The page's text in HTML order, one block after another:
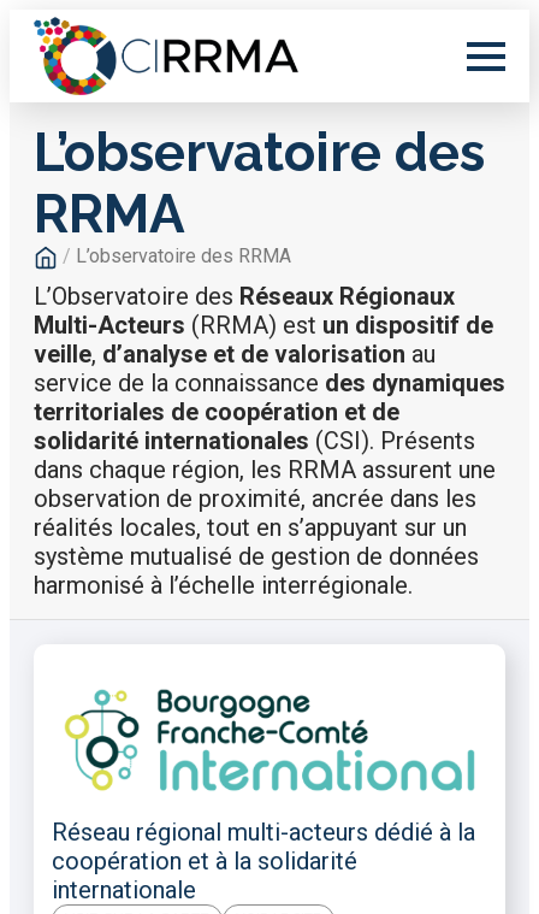
L’observatoire des
RRMA
/ L’observatoire des RRMA
L’Observatoire des Réseaux Régionaux
Multi-Acteurs (RRMA) est un dispositif de
veille, d’analyse et de valorisation au
service de la connaissance des dynamiques
territoriales de coopération et de
solidarité internationales (CSI). Présents
dans chaque région, les RRMA assurent une
observation de proximité, ancrée dans les
réalités locales, tout en s’appuyant sur un
système mutualisé de gestion de données
harmonisé à l’échelle interrégionale.
Réseau régional multi-acteurs dédié à la
coopération et à la solidarité
internationale